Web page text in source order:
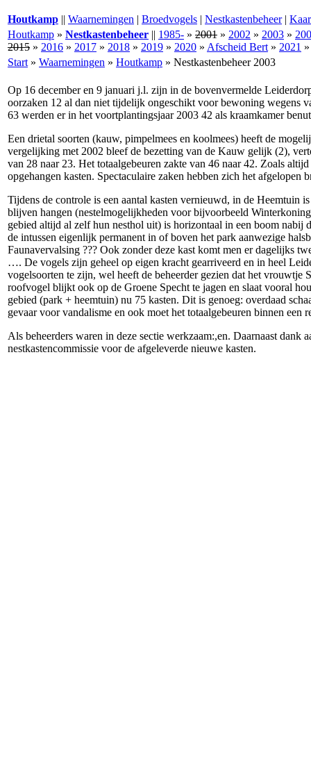
Houtkamp || Waarnemingen | Broedvogels | Nestkastenbeheer|
Houtkamp » Nestkastenbeheer || 1985- » 2001 » 2002 » 2003 »
2015 » 2016 » 2017 » 2018 » 2019 » 2020 » Afscheid Bert » 2021
Start » Waarnemingen » Houtkamp » Nestkastenbeheer 2003
Op 16 december en 9 januari j.l. zijn in de bovenvermelde
oorzaken 12 al dan niet tijdelijk ongeschikt voor bewoning wegens
63 werden er in het voortplantingsjaar 2003 42 als kraamkamer
Een drietal soorten (kauw, pimpelmees en koolmees) heeft de
vergelijking met 2002 bleef de bezetting van de Kauw gelijk (2),
van 28 naar 23. Het totaalgebeuren zakte van 46 naar 42. Zoals
opgehangen kasten. Spectaculaire zaken hebben zich het afgelopen
Tijdens de controle is een aantal kasten vernieuwd, in de Heemtuin
blijven hangen (nestelmogelijkheden voor bijvoorbeeld
gebied altijd al zelf hun nesthol uit) is horizontaal in een boom
de intussen eigenlijk permanent in of boven het park aanwezige
Faunavervalsing ??? Ook zonder deze kast komt men er dagelijks
…. De vogels zijn geheel op eigen kracht gearriveerd en in heel
vogelsoorten te zijn, wel heeft de beheerder gezien dat het vrouwtje
roofvogel blijkt ook op de Groene Specht te jagen en slaat vooral
gebied (park + heemtuin) nu 75 kasten. Dit is genoeg: overdaad
gevaar voor vandalisme en ook moet het totaalgebeuren binnen
Als beheerders waren in deze sectie werkzaam:,en. Daarnaast dank
nestkastencommissie voor de afgeleverde nieuwe kasten.